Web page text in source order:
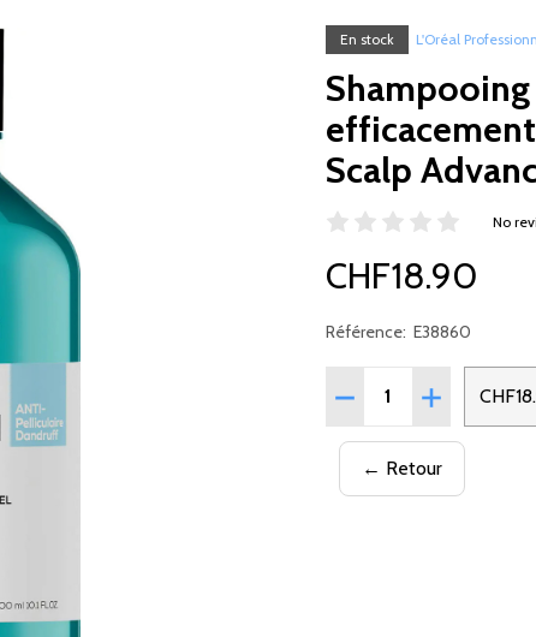
En stock L'Oréal
Scalp
No
CHF18.90
Référence: E38860
Quantité:
RÉDUIRE LA
← Retour